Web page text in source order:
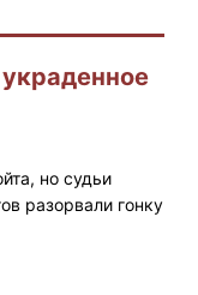
но судьи
разорвали гонку